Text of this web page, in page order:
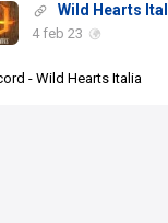
Wild Hearts
4 feb 23
- Wild Hearts Italia